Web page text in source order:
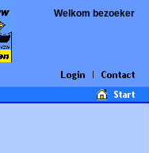
Welkom bezoeker